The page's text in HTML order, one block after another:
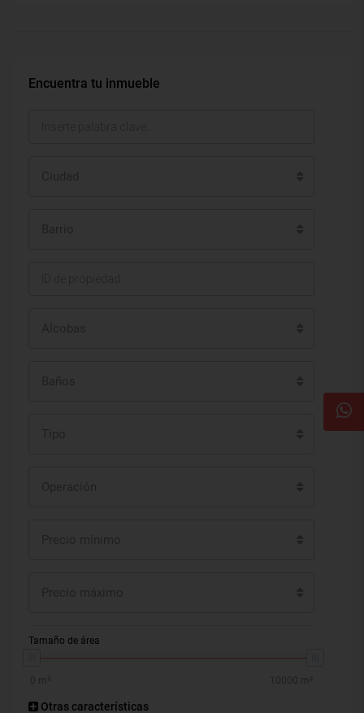
Encuentra tu inmueble
Tamaño de área
Otras características